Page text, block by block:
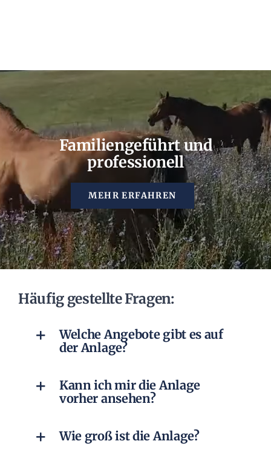
Familiengeführt und
professionell
MEHR ERFAHREN
Häufig gestellte Fragen:
Welche Angebote gibt es auf
der Anlage?
Kann ich mir die Anlage
vorher ansehen?
Wie groß ist die Anlage?